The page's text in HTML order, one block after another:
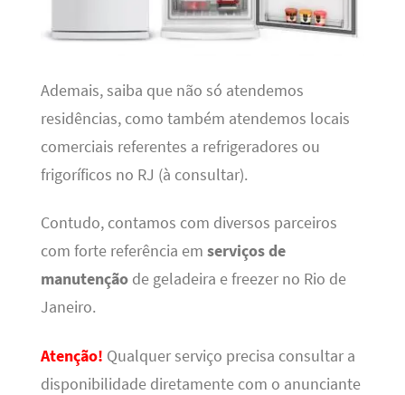
Ademais, saiba que não só atendemos
residências, como também atendemos locais
comerciais referentes a refrigeradores ou
frigoríficos no RJ (à consultar).
Contudo, contamos com diversos parceiros
com forte referência em serviços de
manutençãode geladeira e freezer no Rio de
Janeiro.
Atenção! Qualquer serviço precisa consultar a
disponibilidade diretamente com o anunciante